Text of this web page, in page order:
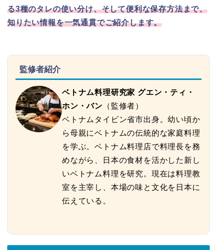
る3種のタレの使い分け、そして便利な保存方法まで、
知りたい情報を一気通貫でご紹介します。
監修者紹介
ベトナム料理研究家 グエン・ティ・
ホン・バン （監修者）
ベトナムタイビン省市出身。幼い頃か
ら母親にベトナムの伝統的な家庭料理
を学ぶ。ベトナム料理店で料理長を務
めながら、日本の食材を活かした新し
いベトナム料理を研究。現在は料理教
室を主宰し、本場の味と文化を日本に
伝えている。